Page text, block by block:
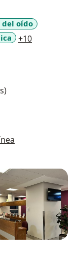
en la
Senos
¡ Agenda
oído
+10